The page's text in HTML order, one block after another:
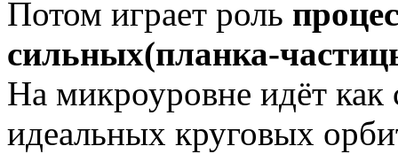
Потом играет роль
сильных(планка-
На микроуровне идёт
идеальных круговых